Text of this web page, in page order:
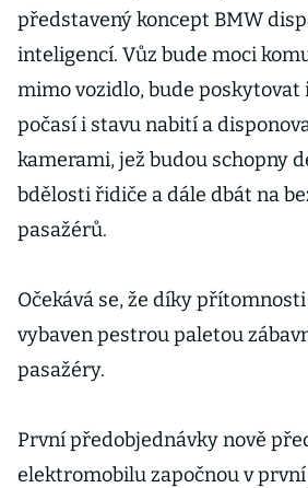
představený koncept BMW
inteligencí. Vůz bude moci
mimo vozidlo, bude poskytovat
počasí i stavu nabití a
kamerami, jež budou schopny
bdělosti řidiče a dále dbát na
pasažérů.
Očekává se, že díky
vybaven pestrou paletou
pasažéry.
První předobjednávky nově
elektromobilu započnou v